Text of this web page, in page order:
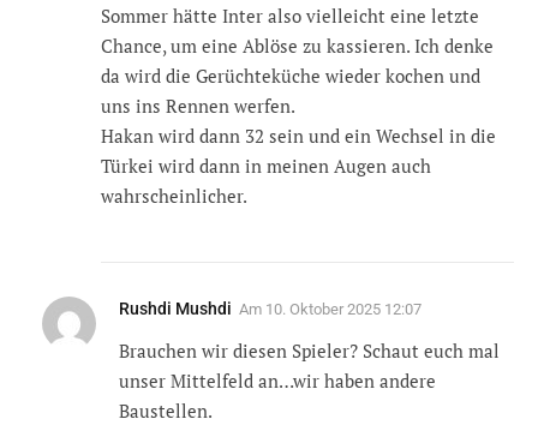
Sommer hätte Inter also vielleicht eine letzte
Chance, um eine Ablöse zu kassieren. Ich denke
da wird die Gerüchteküche wieder kochen und
uns ins Rennen werfen.
Hakan wird dann 32 sein und ein Wechsel in die
Türkei wird dann in meinen Augen auch
wahrscheinlicher.
Rushdi Mushdi Am 10. Oktober 2025 12:07
Brauchen wir diesen Spieler? Schaut euch mal
unser Mittelfeld an…wir haben andere
Baustellen.